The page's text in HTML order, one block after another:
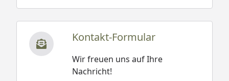
Kontakt-Formular
Wir freuen uns auf Ihre
Nachricht!